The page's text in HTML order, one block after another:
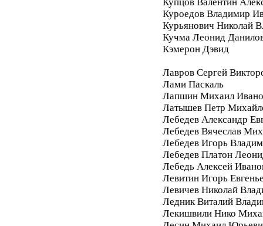
Куроедов Владимир
Курьянович Николай
Кучма Леонид
Кэмерон Дэвид
Лавров Сергей
Лами Паскаль
Лапшин Михаил
Латышев Петр
Лебедев Александр
Лебедев Вячеслав
Лебедев Игорь
Лебедев Платон
Лебедь Алексей
Левитин Игорь
Левичев Николай
Ледник Виталий
Лекишвили Нико